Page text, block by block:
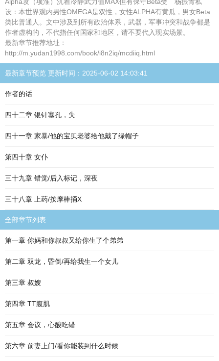
设：本世界观内男性OMEGA是双性，女性ALPHA有黄瓜，男女Beta
类比普通人。文中涉及到所有政治体系，武器，军事冲突和战争都是
作者虚构的，不代指任何国家和地区，请不要代入现实场景。
最新章节推荐地址：
http://m.yudan1998.com/book/i8n2iq/mcdiiq.html
最新章节预览 更新时间：2025-06-02 14:03:41
作者的话
四十二章 银针塞孔，失
四十一章 家暴/他的宝贝老婆给他戴了绿帽子
第四十章 女仆
三十九章 错觉/后入标记，深夜
三十八章 上药/按摩棒捅X
全部章节列表
第一章 你妈和你叔叔又给你生了个弟弟
第二章 双龙，昏倒/再给我生一个女儿
第三章 叔嫂
第四章 TT腹肌
第五章 会议，心酸吃错
第六章 前妻上门/看你能装到什么时候